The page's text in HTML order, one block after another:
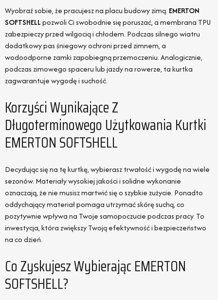
Wyobraź sobie, że pracujesz na placu budowy zimą. EMERTON
SOFTSHELLpozwoli Ci swobodnie się poruszać, a membrana TPU
zabezpieczy przed wilgocią i chłodem. Podczas silnego wiatru
dodatkowy pas śniegowy ochroni przed zimnem, a
wodoodporne zamki zapobiegną przemoczeniu. Analogicznie,
podczas zimowego spaceru lub jazdy na rowerze, ta kurtka
zagwarantuje wygodę i suchość.
Korzyści Wynikające Z
Długoterminowego Użytkowania Kurtki
EMERTON SOFTSHELL
Decydując się na tę kurtkę, wybierasz trwałość i wygodę na wiele
sezonów. Materiały wysokiej jakości i solidne wykonanie
oznaczają, że nie musisz martwić się o szybkie zużycie. Ponadto
oddychający materiał pomaga utrzymać skórę suchą, co
pozytywnie wpływa na Twoje samopoczucie podczas pracy. To
inwestycja, która zwiększy Twoją efektywność i bezpieczeństwo
na co dzień.
Co Zyskujesz Wybierając EMERTON
SOFTSHELL?